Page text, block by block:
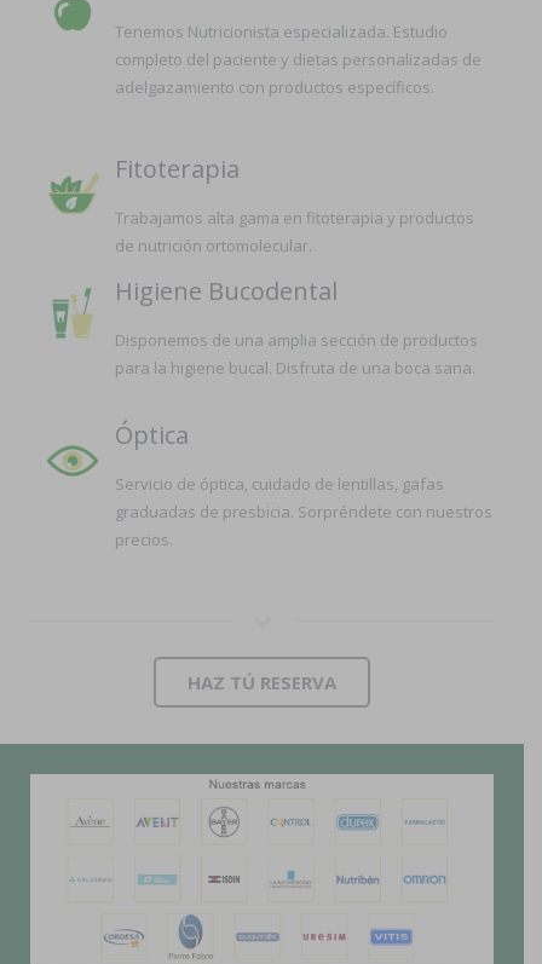
Tenemos Nutricionista especializada. Estudio
completo del paciente y dietas personalizadas de
adelgazamiento con productos específicos.
Fitoterapia
Trabajamos alta gama en fitoterapia y productos
de nutrición ortomolecular.
Higiene Bucodental
Disponemos de una amplia sección de productos
para la higiene bucal. Disfruta de una boca sana.
Óptica
Servicio de óptica, cuidado de lentillas, gafas
graduadas de presbicia. Sorpréndete con nuestros
precios.
HAZ TÚ RESERVA